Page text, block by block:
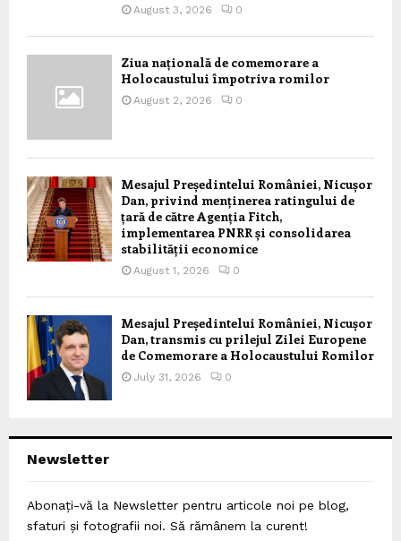
August 3, 2026 0
Ziua națională de comemorare a
Holocaustului împotriva romilor
August 2, 2026 0
Mesajul Președintelui României, Nicușor
Dan, privind menținerea ratingului de
țară de către Agenția Fitch,
implementarea PNRR și consolidarea
stabilității economice
August 1, 2026 0
Mesajul Președintelui României, Nicușor
Dan, transmis cu prilejul Zilei Europene
de Comemorare a Holocaustului Romilor
July 31, 2026 0
Newsletter
Abonați-vă la Newsletter pentru articole noi pe blog,
sfaturi și fotografii noi. Să rămânem la curent!